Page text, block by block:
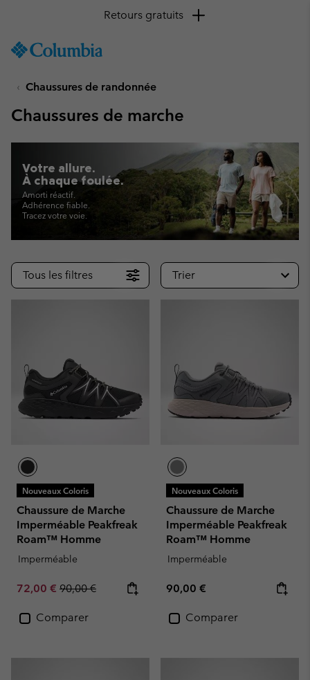
TO
SKIP
MAIN
TO
SEARCH
Retours gratuits
Chaussures de randonnée
Chaussures de marche
Votre allure.
À chaque foulée.
Amorti réactif.
Adhérence fiable.
Tracez votre voie.
Tous les filtres Trier
Nouveaux Coloris
Chaussure de Marche
Imperméable Peakfreak
Roam™ Homme
Imperméable
Sale price:
72,00 € Regular price:
90,00 €
Comparer
Nouveaux Coloris
Chaussure de Marche
Imperméable Peakfreak
Roam™ Homme
Imperméable
Regular price:
90,00 €
Comparer